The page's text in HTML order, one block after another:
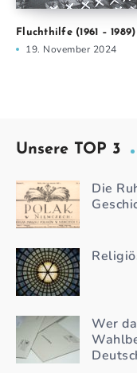
Fluchthilfe (1961 – 1989)
19. November 2024
Unsere TOP 3
Die
Wer